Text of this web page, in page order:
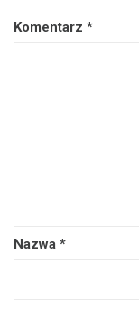
Komentarz *
Nazwa *